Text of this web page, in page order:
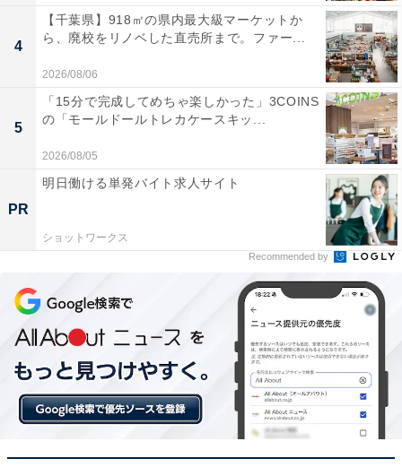
が、カフェラテ用に豆の使用量などを変更することで、
コク深い味わいが楽しめるようにしている。
「SEVEN CAFÉ（セブンカフェ）」は、2013年の発売
以来、約24億杯を販売。今回、新商品を導入しラインア
ップを拡充することで、2017年度は初の“年間10億杯販
売”を見込んでいる。
4
【千葉県】918㎡の県内最大級マーケットか
ら、廃校をリノベした直売所まで。ファー...
2026/08/06
5
「15分で完成してめちゃ楽しかった」3COINS
の「モールドールトレカケースキッ...
2026/08/05
PR
明日働ける単発バイト求人サイト
ショットワークス
Recommended by